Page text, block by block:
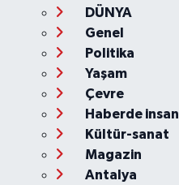
DÜNYA
Genel
Politika
Yaşam
Çevre
Haberde insan
Kültür-sanat
Magazin
Antalya